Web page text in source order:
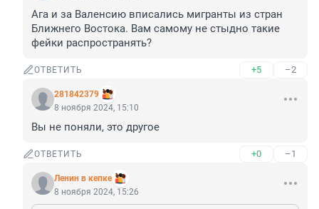
Ага и за Валенсию вписались мигранты из стран
Ближнего Востока. Вам самому не стыдно такие
фейки распространять?
ОТВЕТИТЬ +5 –2
281842379
8 ноября 2024, 15:10
Вы не поняли, это другое
ОТВЕТИТЬ +0 –1
Ленин в кепке
8 ноября 2024, 15:26